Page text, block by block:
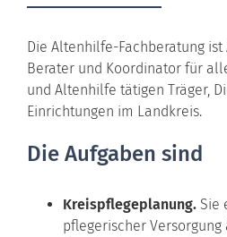
Die Altenhilfe-Fachberatung
Berater und Koordinator für
und Altenhilfe tätigen Träger,
Einrichtungen im Landkreis.
Die Aufgaben sind
Kreispflegeplanung. Sie
pflegerischer